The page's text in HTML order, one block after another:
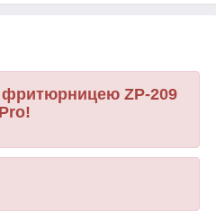
ZP-209
Pro!